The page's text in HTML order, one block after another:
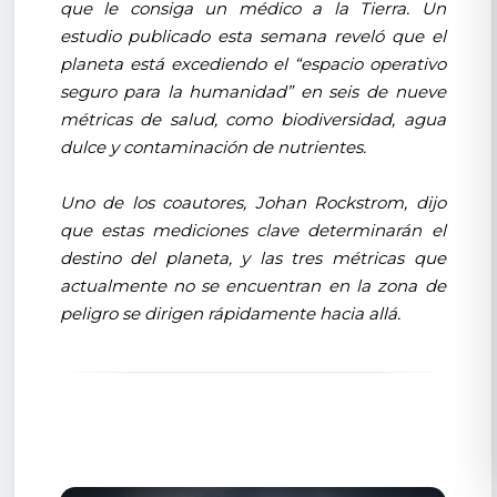
que le consiga un médico a la Tierra. Un
estudio publicado esta semana reveló que el
planeta está excediendo el “espacio operativo
seguro para la humanidad” en seis de nueve
métricas de salud, como biodiversidad, agua
dulce y contaminación de nutrientes.
Uno de los coautores, Johan Rockstrom, dijo
que estas mediciones clave determinarán el
destino del planeta, y las tres métricas que
actualmente no se encuentran en la zona de
peligro se dirigen rápidamente hacia allá.